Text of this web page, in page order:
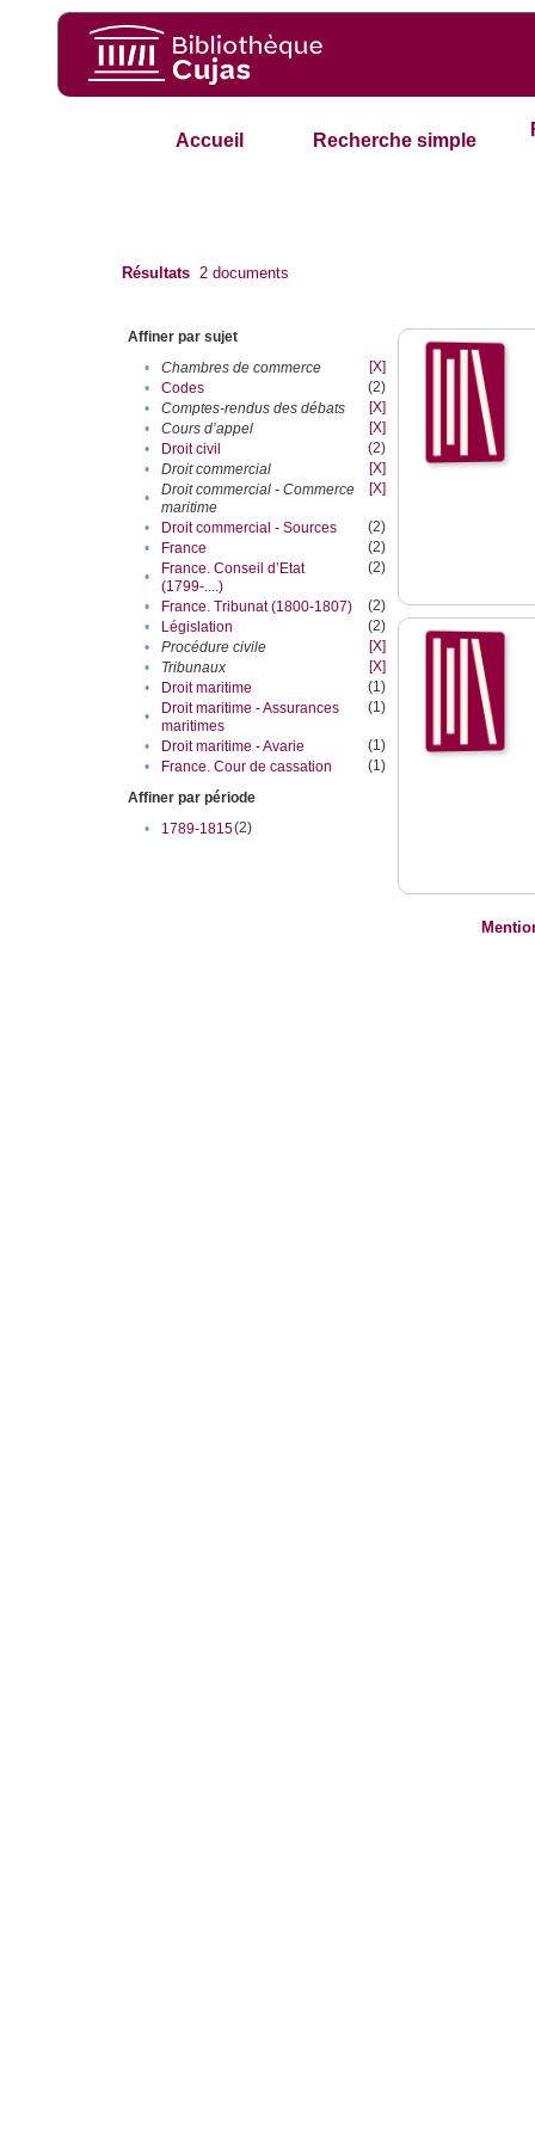
Accueil Recherche simple
Résultats 2 documents
Affiner par sujet
•
Chambres de commerce
[X]
•
Codes
(2)
•
Comptes-rendus des débats
[X]
•
Cours d’appel
[X]
•
Droit civil
(2)
•
Droit commercial
[X]
•
Droit commercial - Commerce
maritime
[X]
• Droit commercial - Sources
(2)
•
France
(2)
•
France. Conseil d’Etat
(1799-....)
(2)
• France. Tribunat (1800-1807)
(2)
•
Législation
(2)
•
Procédure civile
[X]
•
Tribunaux
[X]
•
Droit maritime
(1)
•
Droit maritime - Assurances
maritimes
(1)
• Droit maritime - Avarie
(1)
•
France. Cour de cassation
(1)
Affiner par période
•
1789-1815(2)